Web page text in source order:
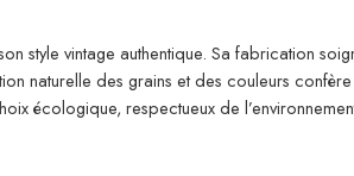
style vintage authentique. Sa fabrication
naturelle des grains et des couleurs
écologique, respectueux de